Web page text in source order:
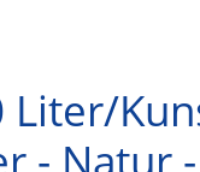
Liter/
- Natur -